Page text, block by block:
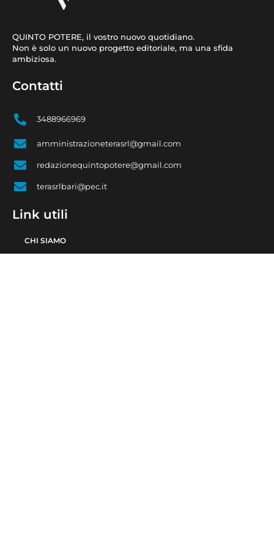
QUINTO POTERE, il vostro nuovo quotidiano.
Non è solo un nuovo progetto editoriale, ma una sfida
ambiziosa.
Contatti
3488966969
amministrazioneterasrl@gmail.com
redazionequintopotere@gmail.com
terasrlbari@pec.it
Link utili
CHI SIAMO
CONTATTI